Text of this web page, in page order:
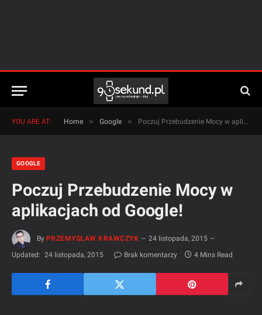
YOU ARE AT: Home » Google » Poczuj Przebudzenie Mocy w aplikacjach od Google!
GOOGLE
Poczuj Przebudzenie Mocy w
aplikacjach od Google!
By PRZEMYSŁAW KRAWCZYK
24 listopada, 2015
Updated: 24 listopada, 2015 Brak komentarzy 4 Mins Read